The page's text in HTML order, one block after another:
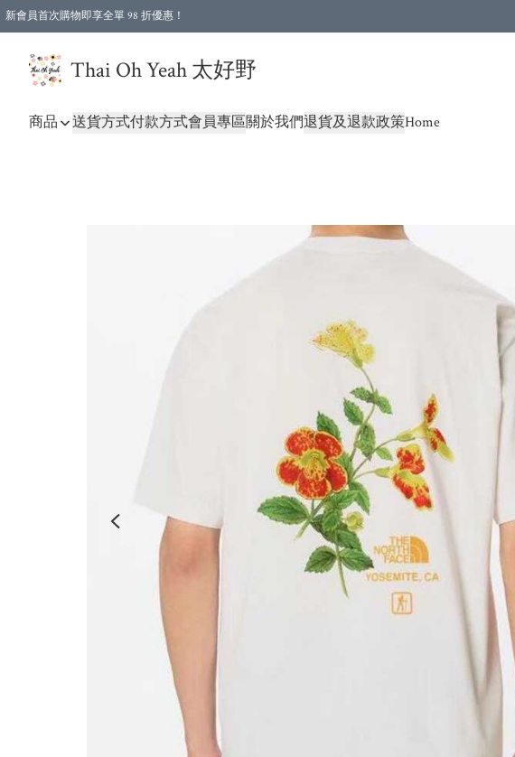
新會員首次購物即享全單 98 折優惠！
Thai Oh Yeah 太好野
商品 送貨方式付款方式會員專區關於我們退貨及退款政策Home